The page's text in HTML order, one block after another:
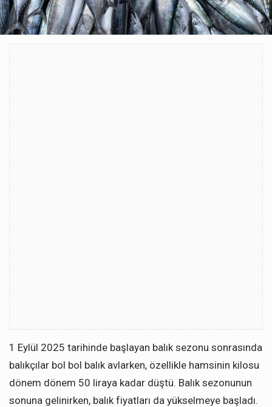
1 Eylül 2025 tarihinde başlayan balık sezonu sonrasında
balıkçılar bol bol balık avlarken, özellikle hamsinin kilosu
dönem dönem 50 liraya kadar düştü. Balık sezonunun
sonuna gelinirken, balık fiyatları da yükselmeye başladı.